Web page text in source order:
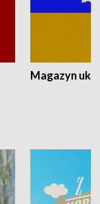
Magazyn